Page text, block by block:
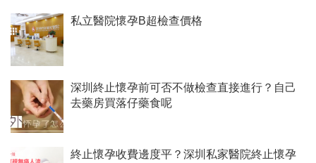
私立醫院懷孕B超檢查價格
深圳終止懷孕前可否不做檢查直接進行？自己
去藥房買落仔藥食呢
終止懷孕收費邊度平？深圳私家醫院終止懷孕